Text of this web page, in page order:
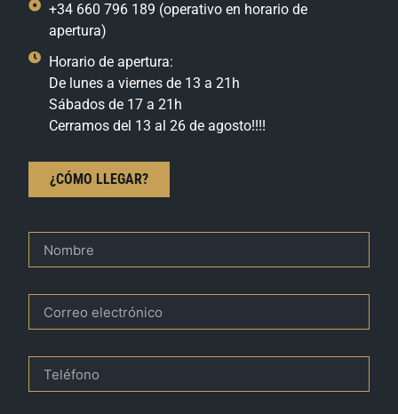
+34 660 796 189 (operativo en horario de
apertura)
Horario de apertura:
De lunes a viernes de 13 a 21h
Sábados de 17 a 21h
Cerramos del 13 al 26 de agosto!!!!
¿CÓMO LLEGAR?